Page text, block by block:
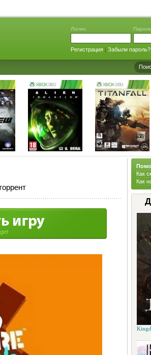
Логин:
Регистрация| Забыли пароль?
Как
Как